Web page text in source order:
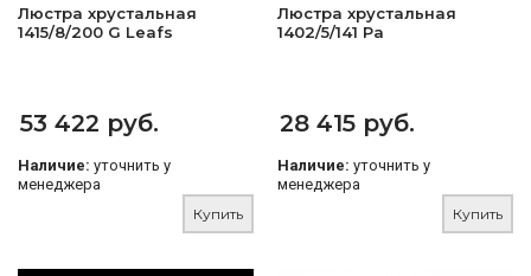
Люстра хрустальная
1415/8/200 G Leafs
53 422 руб.
Наличие: уточнить у
менеджера
Купить
Люстра хрустальная
1402/5/141 Pa
28 415 руб.
Наличие: уточнить у
менеджера
Купить